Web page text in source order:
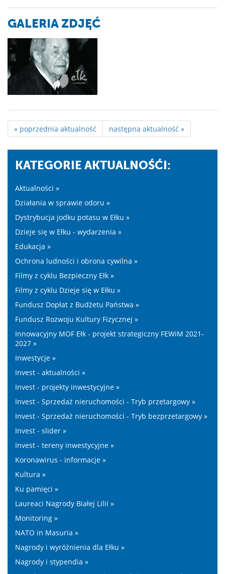
GALERIA ZDJĘĆ
« poprzednia aktualność następna aktualność »
KATEGORIE AKTUALNOŚĆI:
Aktualności »
Działania w sprawie odoru »
Dystrybucja jodku potasu w Ełku »
Dzieje się w Ełku - wydarzenia »
Edukacja »
Ochrona ludności i obrona cywilna »
Filmy z cyklu Bezpieczny Ełk »
Filmy z cyklu Dzieje się w Ełku »
Fundusz Dopłat z Budżetu Państwa »
Fundusz Rozwoju Kultury Fizycznej »
Innowacyjny MOF Ełk - projekt strategiczny FEWiM 2021-
2027 »
Inwestycje »
Invest - aktualności »
Invest - projekty inwestycyjne »
Invest - Sprzedaż nieruchomości - Tryb przetargowy »
Invest - Sprzedaż nieruchomości - Tryb bezprzetargowy »
Invest - slider »
Invest - tereny inwestycyjne »
Koronawirus - informacje »
Kultura »
Ku pamięci »
Laureaci Nagrody Białej Lilii »
Monitoring »
NATO in Masuria »
Nagrody i wyróżnienia dla Ełku »
Nagrody i stypendia »